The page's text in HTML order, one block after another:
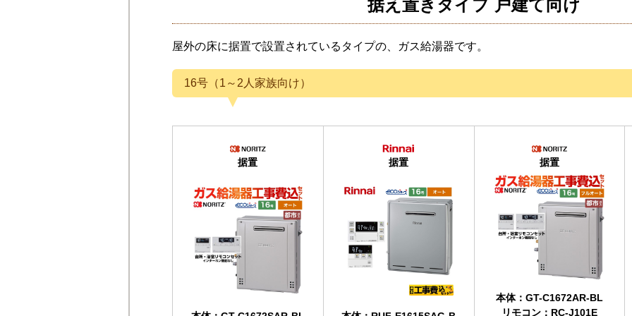
据え置きタイプ 戸建て向け
屋外の床に据置で設置されているタイプの、ガス給湯器です。
16号（1～2人家族向け）
据置 据置 据置
本体：GT-C1672AR-BL
リモコン：RC-J101E